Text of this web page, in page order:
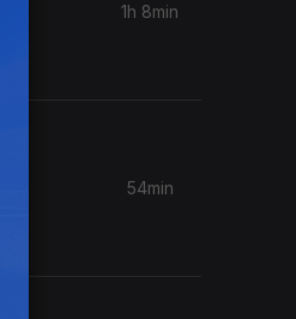
1h 8min
54min